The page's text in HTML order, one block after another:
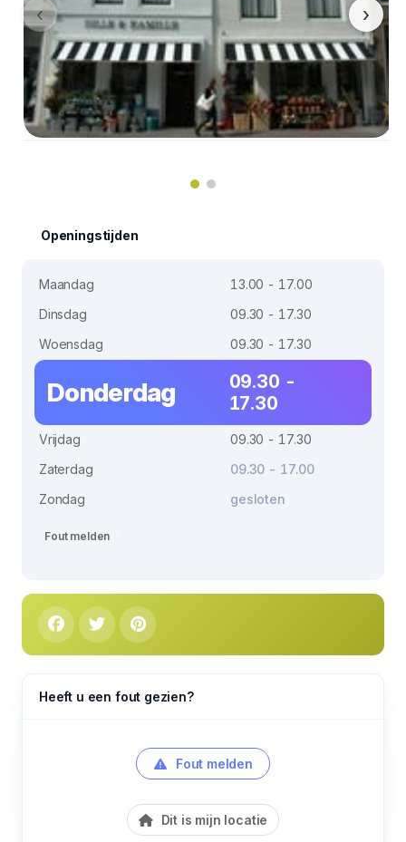
‹ ›
Openingstijden
Maandag
13.00 - 17.00
Dinsdag
09.30 - 17.30
Woensdag
09.30 - 17.30
Donderdag
09.30 -
17.30
Vrijdag
09.30 - 17.30
Zaterdag
09.30 - 17.00
Zondag
gesloten
Fout melden
Heeft u een fout gezien?
Fout melden
Dit is mijn locatie